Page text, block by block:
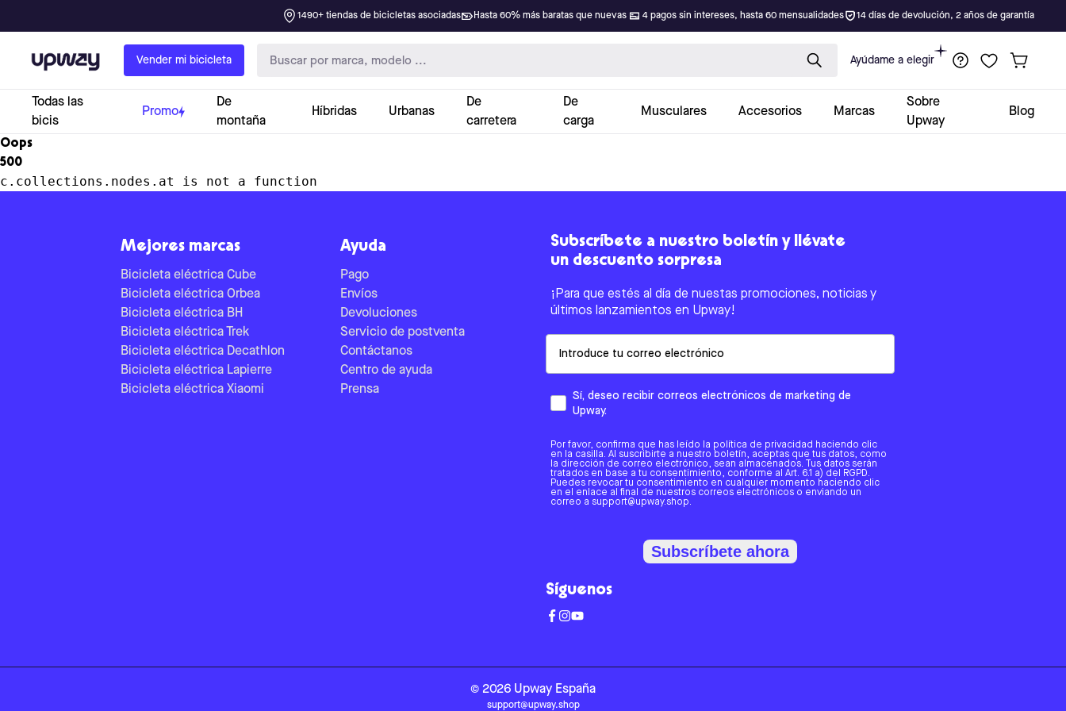
1490+ tiendas de bicicletas asociadas Hasta 60% más baratas que nuevas 4 pagos sin intereses, hasta 60 mensualidades 14 días de devolución, 2 años de garantía
Upway Vender mi bicicleta Ayúdame a elegir
Todas las
bicis
Promo
De
montaña
Híbridas Urbanas
De
carretera
De
carga
Musculares Accesorios Marcas
Sobre
Upway
Blog
Oops
500
c.collections.nodes.at is not a function
Mejores marcas
Bicicleta eléctrica Cube
Bicicleta eléctrica Orbea
Bicicleta eléctrica BH
Bicicleta eléctrica Trek
Bicicleta eléctrica Decathlon
Bicicleta eléctrica Lapierre
Bicicleta eléctrica Xiaomi
Ayuda
Pago
Envíos
Devoluciones
Servicio de postventa
Contáctanos
Centro de ayuda
Prensa
Subscríbete a nuestro boletín y llévate
un descuento sorpresa
¡Para que estés al día de nuestas promociones, noticias y
últimos lanzamientos en Upway!
Sí, deseo recibir correos electrónicos de marketing de
Upway.
Por favor, confirma que has leído la política de privacidad haciendo clic
en la casilla. Al suscribirte a nuestro boletín, aceptas que tus datos, como
la dirección de correo electrónico, sean almacenados. Tus datos serán
tratados en base a tu consentimiento, conforme al Art. 6.1 a) del RGPD.
Puedes revocar tu consentimiento en cualquier momento haciendo clic
en el enlace al final de nuestros correos electrónicos o enviando un
correo a support@upway.shop.
Subscríbete ahora
Síguenos
© 2026 Upway España
support@upway.shop